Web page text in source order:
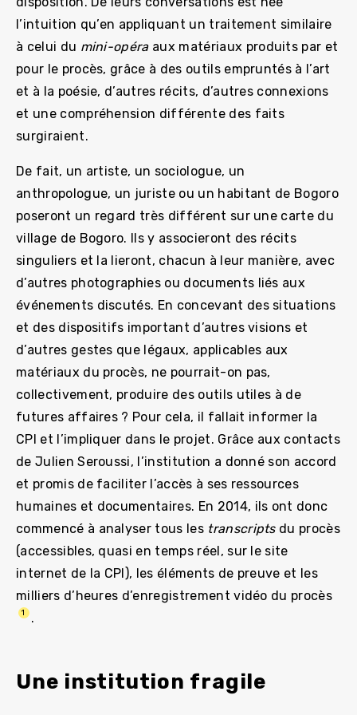
l’intuition qu’en appliquant un traitement similaire
à celui du mini-opéra aux matériaux produits par et
pour le procès, grâce à des outils empruntés à l’art
et à la poésie, d’autres récits, d’autres connexions
et une compréhension différente des faits
surgiraient.
De fait, un artiste, un sociologue, un
anthropologue, un juriste ou un habitant de Bogoro
poseront un regard très différent sur une carte du
village de Bogoro. Ils y associeront des récits
singuliers et la lieront, chacun à leur manière, avec
d’autres photographies ou documents liés aux
événements discutés. En concevant des situations
et des dispositifs important d’autres visions et
d’autres gestes que légaux, applicables aux
matériaux du procès, ne pourrait-on pas,
collectivement, produire des outils utiles à de
futures affaires ? Pour cela, il fallait informer la
CPI et l’impliquer dans le projet. Grâce aux contacts
de Julien Seroussi, l’institution a donné son accord
et promis de faciliter l’accès à ses ressources
humaines et documentaires. En 2014, ils ont donc
commencé à analyser tous les transcriptsdu procès
(accessibles, quasi en temps réel, sur le site
internet de la CPI), les éléments de preuve et les
milliers d’heures d’enregistrement vidéo du procès
1 .
Une institution fragile